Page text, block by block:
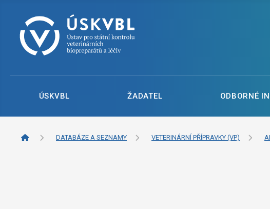
ÚSKVBL ŽADATEL ODBORNÉ
DATABÁZE A SEZNAMY VETERINÁRNÍ PŘÍPRAVKY (VP)